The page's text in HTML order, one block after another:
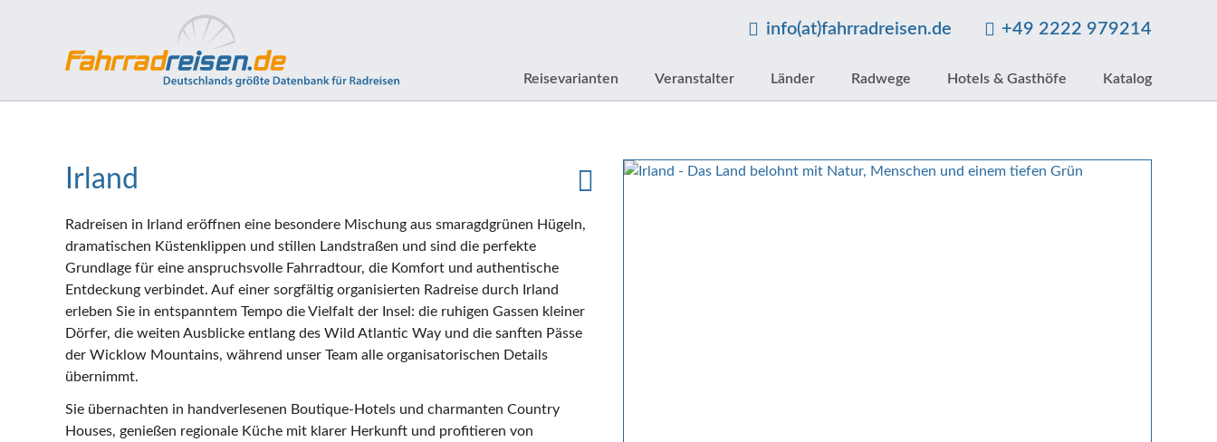
info(at)fahrradreisen.de +49 2222 979214
Reisevarianten Veranstalter Länder Radwege Hotels & Gasthöfe Katalog
Irland
Radreisen in Irland eröffnen eine besondere Mischung aus smaragdgrünen Hügeln,
dramatischen Küstenklippen und stillen Landstraßen und sind die perfekte
Grundlage für eine anspruchsvolle Fahrradtour, die Komfort und authentische
Entdeckung verbindet. Auf einer sorgfältig organisierten Radreise durch Irland
erleben Sie in entspanntem Tempo die Vielfalt der Insel: die ruhigen Gassen kleiner
Dörfer, die weiten Ausblicke entlang des Wild Atlantic Way und die sanften Pässe
der Wicklow Mountains, während unser Team alle organisatorischen Details
übernimmt.
Sie übernachten in handverlesenen Boutique‑Hotels und charmanten Country
Houses, genießen regionale Küche mit klarer Herkunft und profitieren von